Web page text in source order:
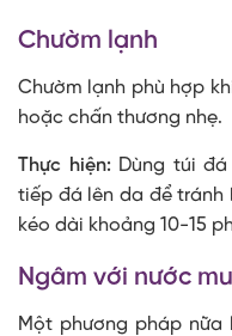
Chườm lạnh
Chườm lạnh phù hợp
hoặc chấn thương nhẹ.
Thực hiện:Dùng túi đá
tiếp đá lên da để tránh
kéo dài khoảng 10-15
Ngâm với nước
Một phương pháp nữa